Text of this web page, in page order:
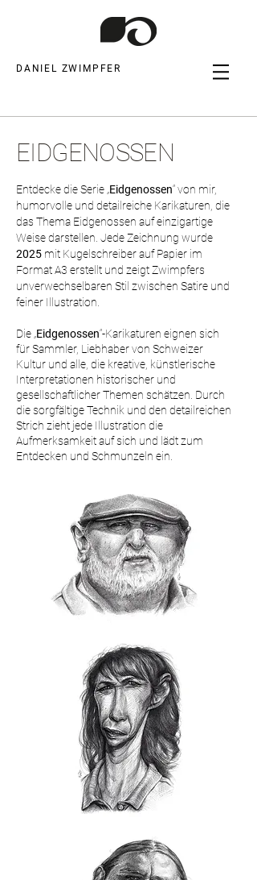
DANIEL ZWIMPFER
EIDGENOSSEN
Entdecke die Serie „Eidgenossen“ von mir,
humorvolle und detailreiche Karikaturen, die
das Thema Eidgenossen auf einzigartige
Weise darstellen. Jede Zeichnung wurde
2025 mit Kugelschreiber auf Papier im
Format A3 erstellt und zeigt Zwimpfers
unverwechselbaren Stil zwischen Satire und
feiner Illustration.
Die „Eidgenossen“-Karikaturen eignen sich
für Sammler, Liebhaber von Schweizer
Kultur und alle, die kreative, künstlerische
Interpretationen historischer und
gesellschaftlicher Themen schätzen. Durch
die sorgfältige Technik und den detailreichen
Strich zieht jede Illustration die
Aufmerksamkeit auf sich und lädt zum
Entdecken und Schmunzeln ein.